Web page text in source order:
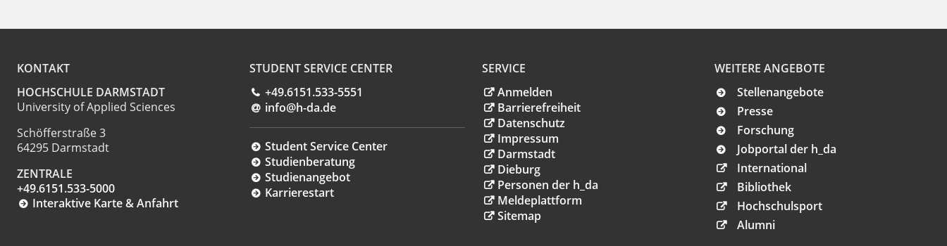
KONTAKT
HOCHSCHULE DARMSTADT
University of Applied Sciences
Schöfferstraße 3
64295 Darmstadt
ZENTRALE
+49.6151.533-5000
Interaktive Karte & Anfahrt
STUDENT SERVICE CENTER
+49.6151.533-5551
info@h-da.de
Student Service Center
Studienberatung
Studienangebot
Karrierestart
SERVICE
Anmelden
Barrierefreiheit
Datenschutz
Impressum
Darmstadt
Dieburg
Personen der h_da
Meldeplattform
Sitemap
WEITERE ANGEBOTE
Stellenangebote
Presse
Forschung
Jobportal der h_da
International
Bibliothek
Hochschulsport
Alumni